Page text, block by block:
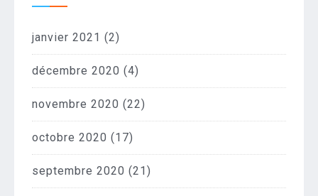
janvier 2021 (2)
décembre 2020 (4)
novembre 2020 (22)
octobre 2020 (17)
septembre 2020 (21)